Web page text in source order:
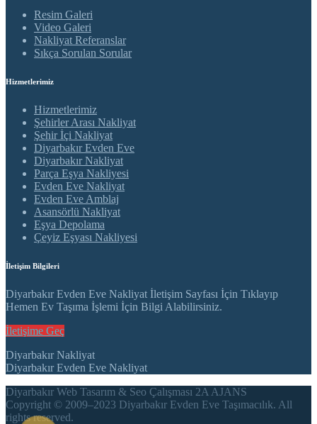
Resim Galeri
Video Galeri
Nakliyat Referanslar
Sıkça Sorulan Sorular
Hizmetlerimiz
Hizmetlerimiz
Şehirler Arası Nakliyat
Şehir İçi Nakliyat
Diyarbakır Evden Eve
Diyarbakır Nakliyat
Parça Eşya Nakliyesi
Evden Eve Nakliyat
Evden Eve Amblaj
Asansörlü Nakliyat
Eşya Depolama
Çeyiz Eşyası Nakliyesi
İletişim Bilgileri
Diyarbakır Evden Eve Nakliyat İletişim Sayfası İçin Tıklayıp
Hemen Ev Taşıma İşlemi İçin Bilgi Alabilirsiniz.
İletişime Geç
Diyarbakır Nakliyat
Diyarbakır Evden Eve Nakliyat
Diyarbakır Web Tasarım & Seo Çalışması 2A AJANS
Copyright © 2009–2023 Diyarbakır Evden Eve Taşımacılık. All
rights reserved.